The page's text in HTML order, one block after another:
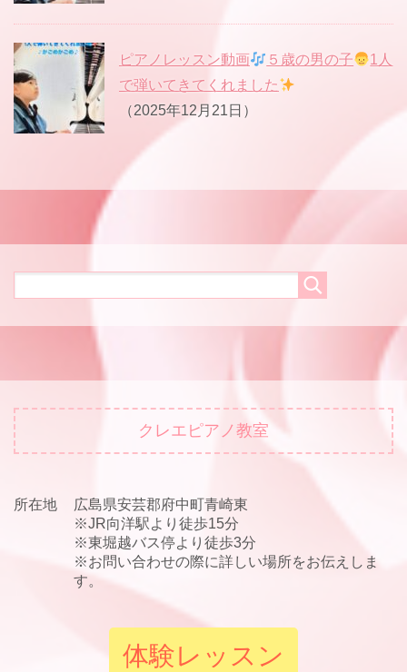
ピアノレッスン動画 ５歳の男の子
1人
で弾いてきてくれました
（2025年12月21日）
クレエピアノ教室
所在地
広島県安芸郡府中町青崎東
※JR向洋駅より徒歩15分
※東堀越バス停より徒歩3分
※お問い合わせの際に詳しい場所をお伝えしま
す。
体験レッスン